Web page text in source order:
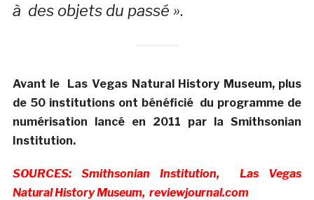
à des objets du passé ».
Avant le Las Vegas Natural History Museum, plus
de 50 institutions ont bénéficié du programme de
numérisation lancé en 2011 par la Smithsonian
Institution.
SOURCES: Smithsonian Institution, Las Vegas
Natural History Museum, reviewjournal.com